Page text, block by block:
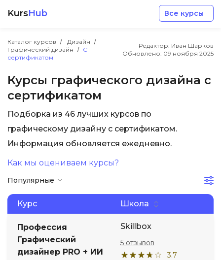
KursHub Все курсы
Каталог курсов
Дизайн
Графический дизайн
С
сертификатом
Редактор: Иван Шарков
Обновлено: 09 ноября 2025
Курсы графического дизайна с
сертификатом
Подборка из 46 лучших курсов по
графическому дизайну с сертификатом.
Информация обновляется ежедневно.
Как мы оцениваем курсы?
Популярные
Курс Школа
Профессия
Графический
дизайнер PRO + ИИ
Skillbox
3.7
5 отзывов
Маркетинг
Дизайн
Менеджмент
Иностранные языки